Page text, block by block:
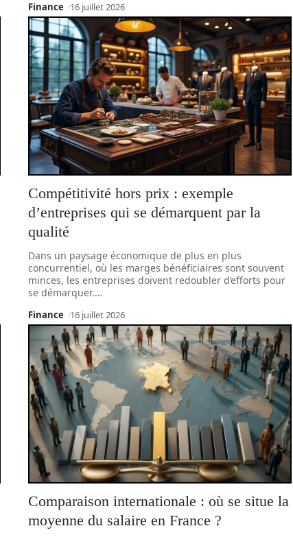
Finance 16 juillet 2026
Compétitivité hors prix : exemple
d’entreprises qui se démarquent par la
qualité
Dans un paysage économique de plus en plus
concurrentiel, où les marges bénéficiaires sont souvent
minces, les entreprises doivent redoubler d’efforts pour
se démarquer.…
Finance 16 juillet 2026
Comparaison internationale : où se situe la
moyenne du salaire en France ?